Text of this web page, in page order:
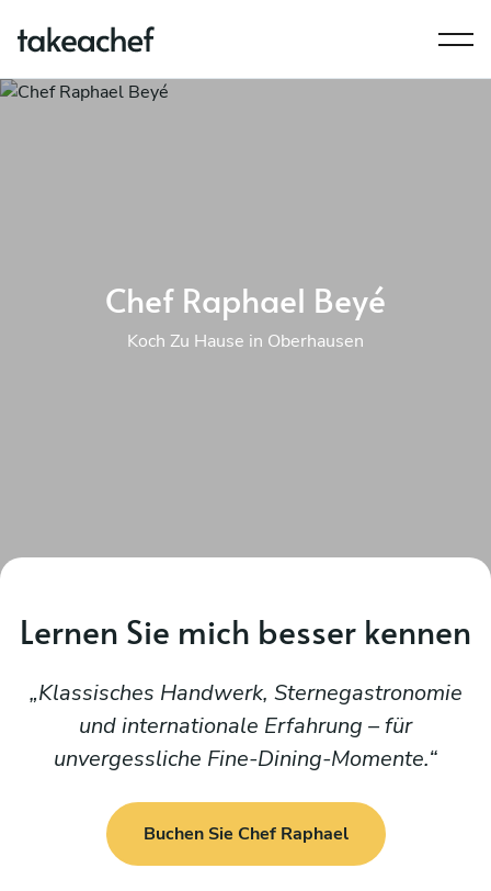
Chef Raphael Beyé
Koch Zu Hause in Oberhausen
Lernen Sie mich besser kennen
Klassisches Handwerk, Sternegastronomie
und internationale Erfahrung – für
unvergessliche Fine-Dining-Momente.
Buchen Sie Chef Raphael